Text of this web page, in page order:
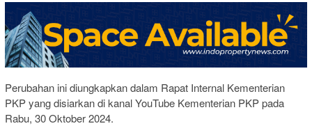
Perubahan ini diungkapkan dalam Rapat Internal Kementerian
PKP yang disiarkan di kanal YouTube Kementerian PKP pada
Rabu, 30 Oktober 2024.